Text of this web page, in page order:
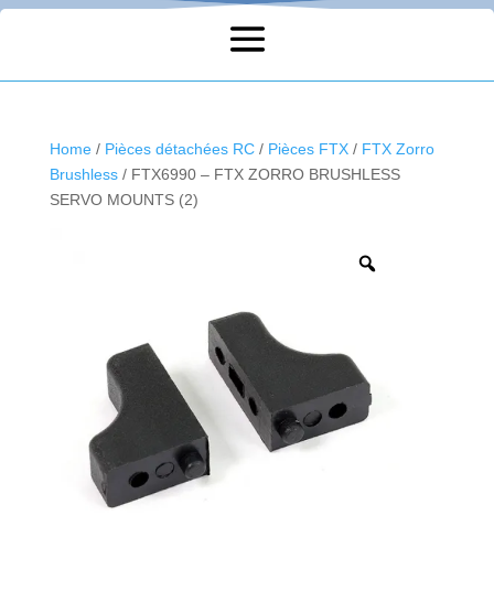
Home/ Pièces détachées RC/ Pièces FTX/ FTX Zorro
Brushless/ FTX6990 – FTX ZORRO BRUSHLESS
SERVO MOUNTS (2)